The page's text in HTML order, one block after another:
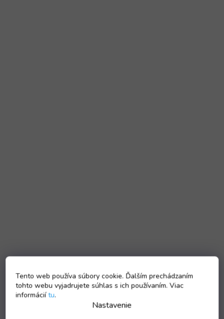
Tento web používa súbory cookie. Ďalším prechádzaním
tohto webu vyjadrujete súhlas s ich používaním. Viac
informáciítu.
Nastavenie